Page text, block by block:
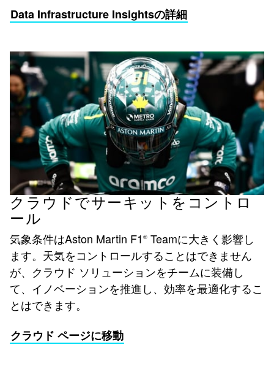
Data Infrastructure Insightsの詳細
クラウドでサーキットをコントロ
ール
気象条件はAston Martin F1 ® Teamに大きく影響し
ます。天気をコントロールすることはできません
が、クラウド ソリューションをチームに装備し
て、イノベーションを推進し、効率を最適化するこ
とはできます。
クラウド ページに移動